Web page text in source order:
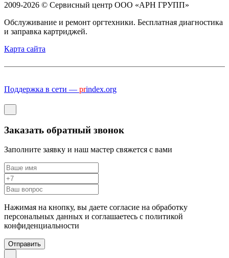
2009-2026 © Сервисный центр ООО «АРН ГРУПП»
Обслуживание и ремонт оргтехники. Бесплатная диагностика
и заправка картриджей.
Карта сайта
Поддержка в сети — prindex.org
Заказать обратный звонок
Заполните заявку и наш мастер свяжется с вами
Нажимая на кнопку, вы даете согласие на обработку
персональных данных и соглашаетесь c политикой
конфиденциальности
Отправить